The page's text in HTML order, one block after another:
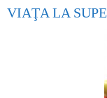
VIAŢA LA